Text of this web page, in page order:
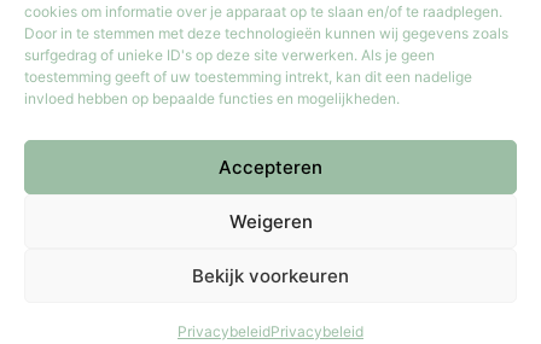
cookies om informatie over je apparaat op te slaan en/of te raadplegen.
Door in te stemmen met deze technologieën kunnen wij gegevens zoals
surfgedrag of unieke ID's op deze site verwerken. Als je geen
toestemming geeft of uw toestemming intrekt, kan dit een nadelige
invloed hebben op bepaalde functies en mogelijkheden.
Accepteren
Weigeren
Bekijk voorkeuren
PrivacybeleidPrivacybeleid
Maandag
Gesloten
Dinsdag t/m vrijdag
9:30 tot 17:30
9:30 tot 17:00
Zondag
Iedere laatste zondag van de maand van 12:00 tot 17:00 geopend.
Copyright © 2026 Meester Mokka - Kinderboekenwinkel
Gemaakt doorThuis in computers